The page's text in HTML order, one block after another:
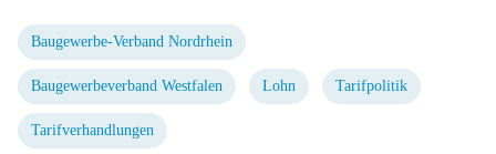
Baugewerbe-Verband Nordrhein
Baugewerbeverband Westfalen Lohn Tarifpolitik
Tarifverhandlungen